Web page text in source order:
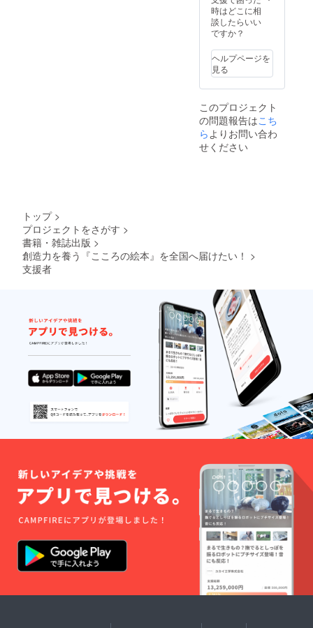
トの詳
細は
メール
送りさ
せてい
ただき
ます。
間は1年
間にな
りま
す。
時はどこに相
談したらいい
ですか？
ヘルプページを
見る
このプロジェクト
の問題報告はこち
らよりお問い合わ
せください
トップ >
プロジェクトをさがす >
書籍・雑誌出版 >
創造力を養う『こころの絵本』を全国へ届けたい！ >
支援者